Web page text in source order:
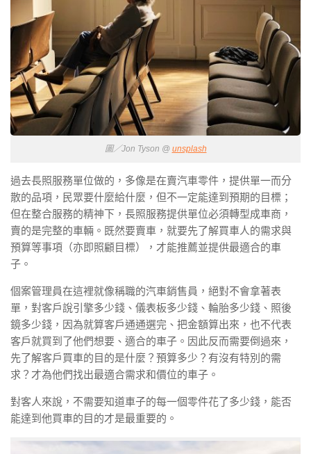
圖／Jon Tyson @ unsplash
過去長照服務單位做的，多像是在賣汽車零件，提供單一而分
散的品項，民眾要什麼給什麼，但不一定能達到預期的目標；
但在整合服務的精神下，長照服務提供單位必須轉型成車商，
賣的是完整的車輛。既然要賣車，就要先了解買車人的需求與
預算等事項（亦即照顧目標），才能推薦並提供最適合的車
子。
個案管理員在這裡就像稱職的汽車銷售員，絕對不會拿著表
單，對客戶說引擎多少錢、儀表板多少錢、輪胎多少錢、照後
鏡多少錢，因為就算客戶通通選完、把金額算出來，也不代表
客戶就買到了他們想要、適合的車子。因此反而需要倒過來，
先了解客戶買車的目的是什麼？預算多少？有沒有特別的需
求？才為他們找出最適合需求和價位的車子。
對客人來說，不需要知道車子的每一個零件花了多少錢，能否
能達到他買車的目的才是最重要的。